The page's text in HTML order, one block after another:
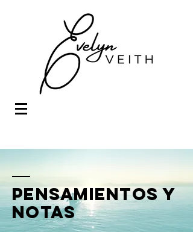
PENSAMIENTOS Y
nOTAS